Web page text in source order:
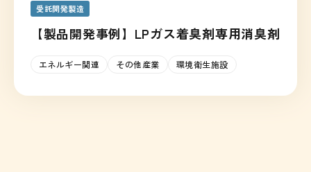
受託開発製造
【製品開発事例】LPガス着臭剤専用消臭剤
エネルギー関連 その他産業 環境衛生施設